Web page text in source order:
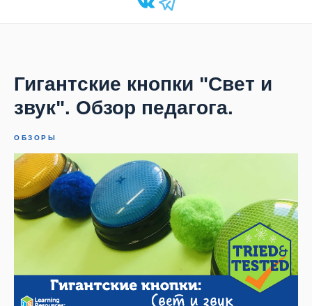
Гигантские кнопки "Свет и
звук". Обзор педагога.
ОБЗОРЫ